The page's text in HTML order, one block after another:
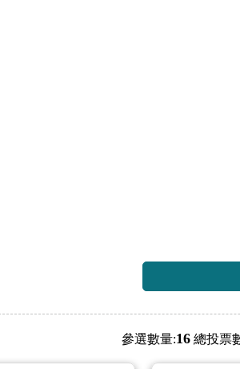
參選數量:16 總投票